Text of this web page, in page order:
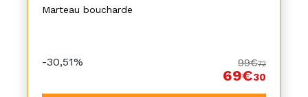
Marteau boucharde
-30,51% 99€72
69€30